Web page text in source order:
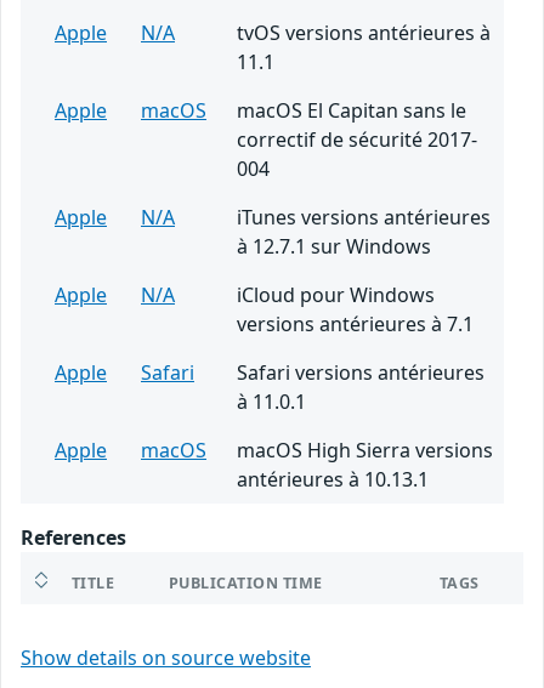
Apple
N/A
tvOS versions antérieures à
11.1
Apple
macOS
macOS El Capitan sans le
correctif de sécurité 2017-
004
Apple
N/A
iTunes versions antérieures
à 12.7.1 sur Windows
Apple
N/A
iCloud pour Windows
versions antérieures à 7.1
Apple
Safari
Safari versions antérieures
à 11.0.1
Apple
macOS
macOS High Sierra versions
antérieures à 10.13.1
References
TITLE PUBLICATION TIME TAGS
Show details on source website